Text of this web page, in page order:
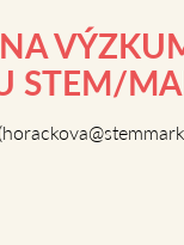
STEM/